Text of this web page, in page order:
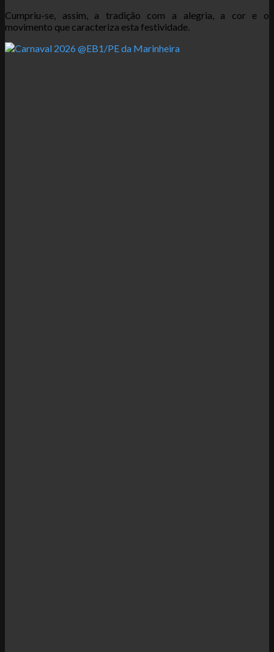
Cumpriu-se, assim, a tradição com a alegria, a cor e o
movimento que caracteriza esta festividade.